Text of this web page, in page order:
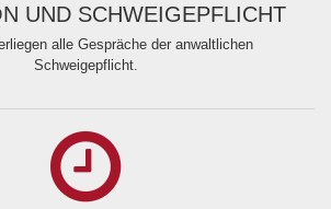
UND SCHWEIGEPFLICHT
alle Gespräche der anwaltlichen
Schweigepflicht.